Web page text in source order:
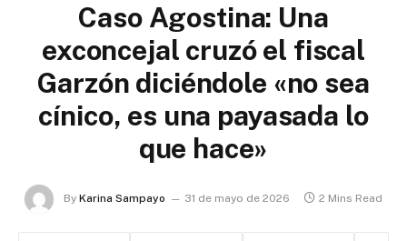
Caso Agostina: Una
exconcejal cruzó el fiscal
Garzón diciéndole «no sea
cínico, es una payasada lo
que hace»
By Karina Sampayo 31 de mayo de 2026 2 Mins Read